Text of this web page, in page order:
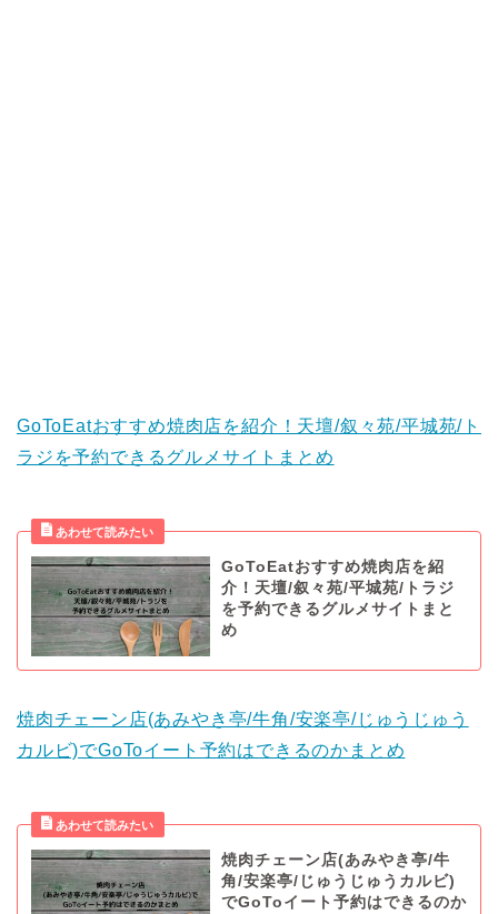
GoToEatおすすめ焼肉店を紹介！天壇/叙々苑/平城苑/ト
ラジを予約できるグルメサイトまとめ
GoToEatおすすめ焼肉店を紹
介！天壇/叙々苑/平城苑/トラジ
を予約できるグルメサイトまと
め
焼肉チェーン店(あみやき亭/牛角/安楽亭/じゅうじゅう
カルビ)でGoToイート予約はできるのかまとめ
焼肉チェーン店(あみやき亭/牛
角/安楽亭/じゅうじゅうカルビ)
でGoToイート予約はできるのか